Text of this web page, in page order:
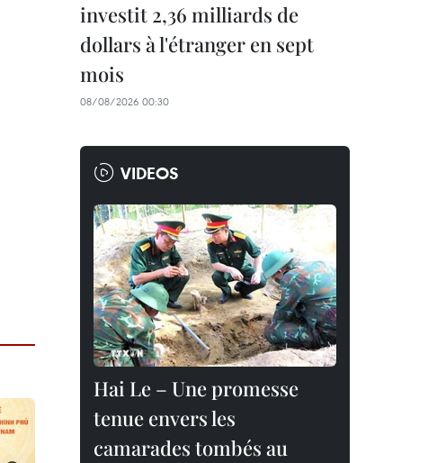
investit 2,36 milliards de
dollars à l'étranger en sept
mois
08/08/2026 00:30
VIDEOS
Hai Le – Une promesse
tenue envers les
camarades tombés au